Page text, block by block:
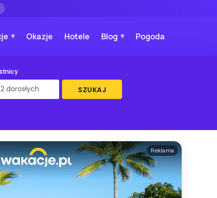
Okazje Hotele Blog Pogoda
SZUKAJ
Reklama